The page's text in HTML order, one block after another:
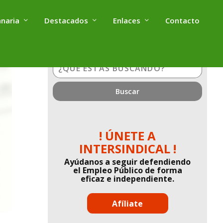
Destacados Enlaces Contacto
estás
buscando?
! ÚNETE A
INTERSINDICAL !
Ayúdanos a seguir defendiendo
el Empleo Público de forma
eficaz e independiente.
Afíliate